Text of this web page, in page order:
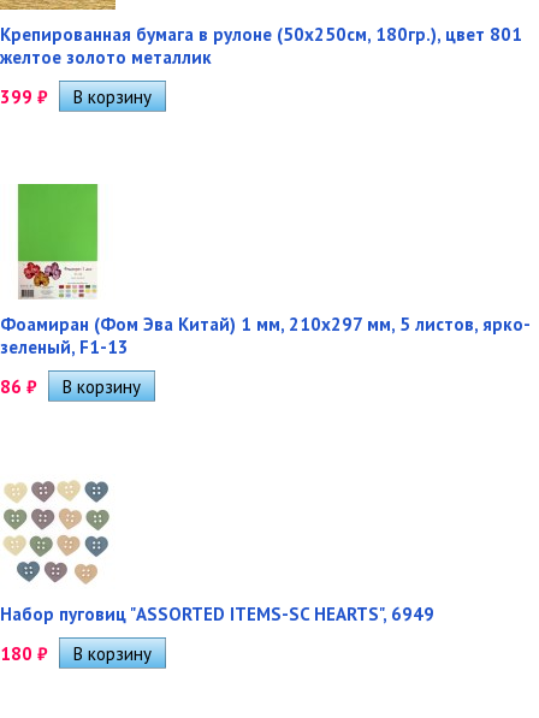
Крепированная бумага в рулоне (50х250см, 180гр.), цвет 801
желтое золото металлик
399 ₽
Фоамиран (Фом Эва Китай) 1 мм, 210х297 мм, 5 листов, ярко-
зеленый, F1-13
86 ₽
Набор пуговиц "ASSORTED ITEMS-SC HEARTS", 6949
180 ₽